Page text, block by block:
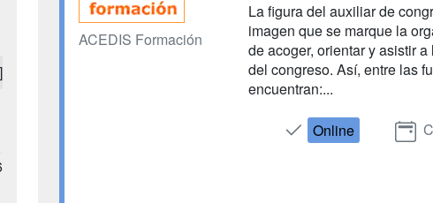
ACEDIS Formación
La figura del auxiliar de
imagen que se marque la
de acoger, orientar y asistir
del congreso. Así, entre las
encuentran:...
Online